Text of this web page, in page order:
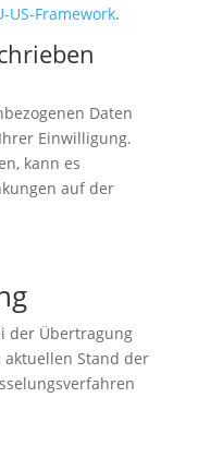
US-Framework.
Daten
Einwilligung.
kann es
auf der
der Übertragung
Stand der